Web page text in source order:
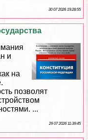
30 07 2026 19:28:55
и
на
позволят
...
29 07 2026 11:39:45